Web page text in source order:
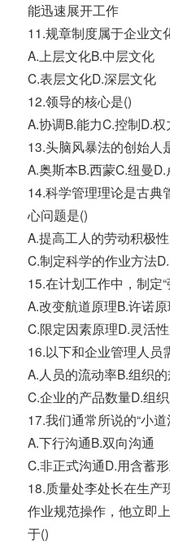
能迅速展开工作
11.规章制度属于企业文
A.上层文化B.中层文化
C.表层文化D.深层文化
12.领导的核心是()
A.协调B.能力C.控制D.权
13.头脑风暴法的创始人
A.奥斯本B.西蒙C.纽曼
14.科学管理理论是古典
心问题是()
A.提高工人的劳动积极
C.制定科学的作业方法
15.在计划工作中，制定
A.改变航道原理B.许诺
C.限定因素原理D.灵活
16.以下和企业管理人员
A.人员的流动率B.组织
C.企业的产品数量D.组
17.我们通常所说的“小道
A.下行沟通B.双向沟通
C.非正式沟通D.用含蓄
18.质量处李处长在生产
作业规范操作，他立即
于()